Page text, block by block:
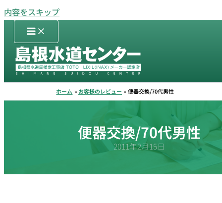
内容をスキップ
ホーム お客様のレビュー 便器交換/70代男性
便器交換/70代男性
2011年2月15日